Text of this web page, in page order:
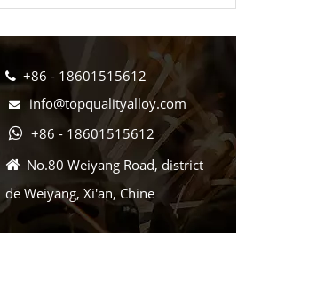
 +86 - 18601515612
 info@topqualityalloy.com
 +86 - 18601515612
 No.80 Weiyang Road, district
de Weiyang, Xi'an, Chine